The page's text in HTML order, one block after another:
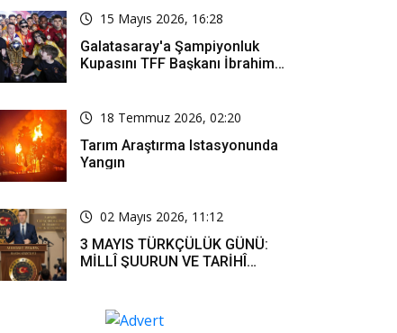
Zaman Yayınlanacak?
15 Mayıs 2026, 16:28
Galatasaray'a Şampiyonluk
Kupasını TFF Başkanı İbrahim
18 Temmuz 2026, 02:20
Tarım Araştırma Istasyonunda
Yangın
02 Mayıs 2026, 11:12
3 MAYIS TÜRKÇÜLÜK GÜNÜ:
MİLLÎ ŞUURUN VE TARİHÎ